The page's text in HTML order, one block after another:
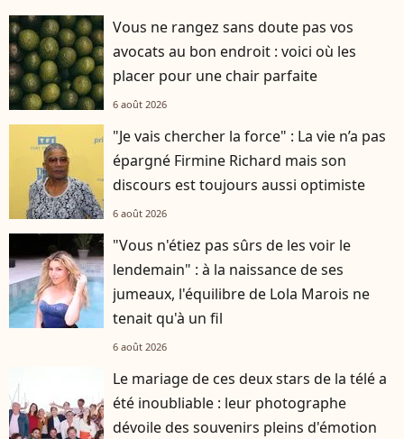
Vous ne rangez sans doute pas vos
avocats au bon endroit : voici où les
placer pour une chair parfaite
6 août 2026
"Je vais chercher la force" : La vie n’a pas
épargné Firmine Richard mais son
discours est toujours aussi optimiste
6 août 2026
"Vous n'étiez pas sûrs de les voir le
lendemain" : à la naissance de ses
jumeaux, l'équilibre de Lola Marois ne
tenait qu'à un fil
6 août 2026
Le mariage de ces deux stars de la télé a
été inoubliable : leur photographe
dévoile des souvenirs pleins d'émotion